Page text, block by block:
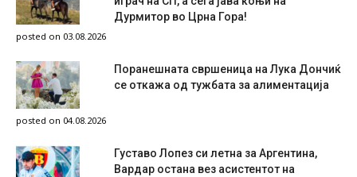
Дурмитор во Црна Гора!
posted on 03.08.2026
Поранешната свршеница на Лука Дончиќ
се откажа од тужбата за алиментација
posted on 04.08.2026
Густаво Лопез си летна за Аргентина,
Вардар остана вез асистентот на